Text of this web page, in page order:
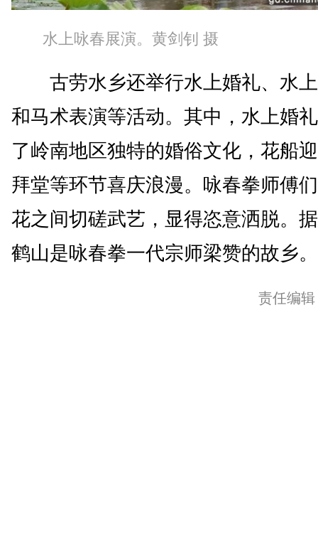
水上咏春展演。黄剑钊 摄
古劳水乡还举行水上婚礼、水
和马术表演等活动。其中，水上婚
了岭南地区独特的婚俗文化，花船
拜堂等环节喜庆浪漫。咏春拳师傅
花之间切磋武艺，显得恣意洒脱。
鹤山是咏春拳一代宗师梁赞的故乡
责任编